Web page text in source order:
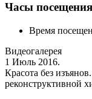
Часы
Время
Видеогалерея
1 Июль 2016.
Красота без
реконструктивной